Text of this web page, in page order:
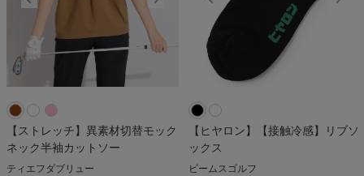
【ストレッチ】異素材切替モック
ネック半袖カットソー
ティエフダブリュー
【ヒヤロン】【接触冷感】リブソ
ックス
ビームスゴルフ